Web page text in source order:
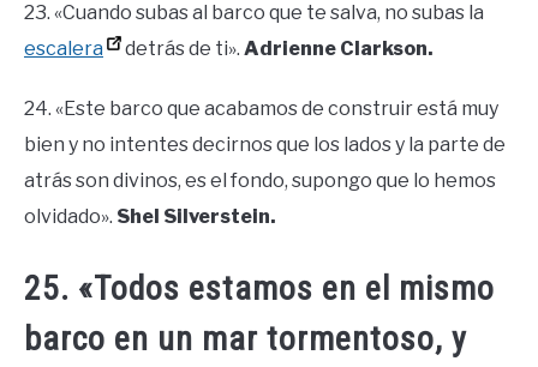
23. «Cuando subas al barco que te salva, no subas la
escalera
detrás de ti». Adrienne Clarkson.
24. «Este barco que acabamos de construir está muy
bien y no intentes decirnos que los lados y la parte de
atrás son divinos, es el fondo, supongo que lo hemos
olvidado». Shel Silverstein.
25. «Todos estamos en el mismo
barco en un mar tormentoso, y